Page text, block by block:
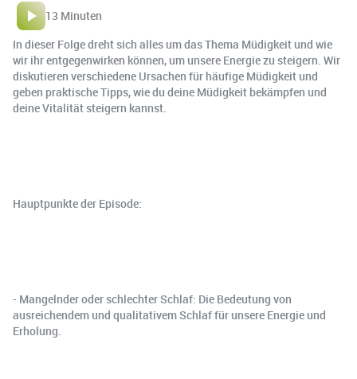
13 Minuten
In dieser Folge dreht sich alles um das Thema Müdigkeit und wie
wir ihr entgegenwirken können, um unsere Energie zu steigern. Wir
diskutieren verschiedene Ursachen für häufige Müdigkeit und
geben praktische Tipps, wie du deine Müdigkeit bekämpfen und
deine Vitalität steigern kannst.
Hauptpunkte der Episode:
- Mangelnder oder schlechter Schlaf: Die Bedeutung von
ausreichendem und qualitativem Schlaf für unsere Energie und
Erholung.